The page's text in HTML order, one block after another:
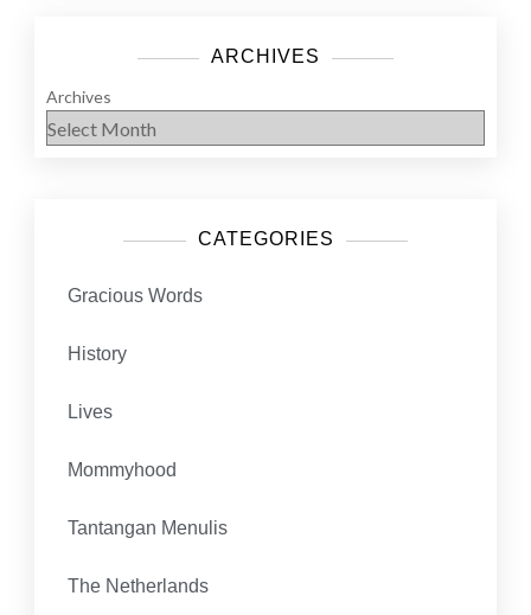
ARCHIVES
Archives
CATEGORIES
Gracious Words
History
Lives
Mommyhood
Tantangan Menulis
The Netherlands